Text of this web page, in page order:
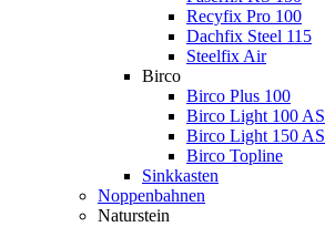
Recyfix Pro 100
Dachfix Steel 115
Steelfix Air
Birco
Birco Plus 100
Birco Light 100 AS
Birco Light 150 AS
Birco Topline
Sinkkasten
Noppenbahnen
Naturstein